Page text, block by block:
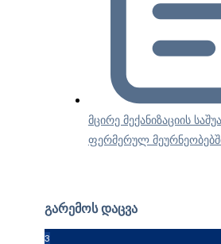
მცირე მექანიზაციის
ფერმერულ
გარემოს დაცვა
3